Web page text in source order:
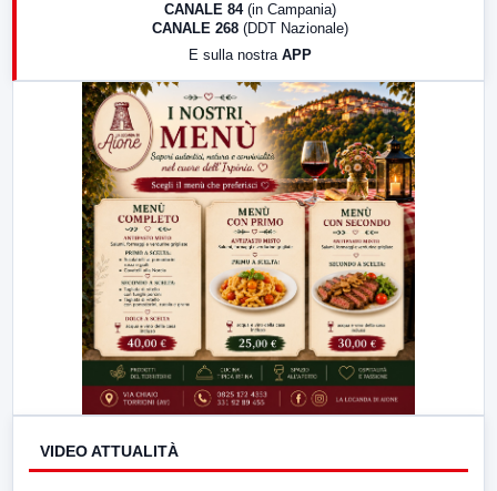
LabNews (replica)
CANALE 84 (in Campania)
CANALE 268 (DDT Nazionale)
E sulla nostra APP
VIDEO ATTUALITÀ